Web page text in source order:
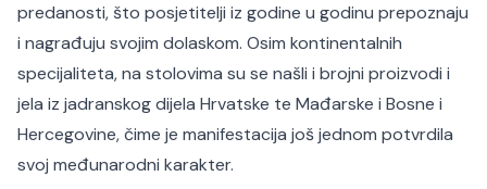
predanosti, što posjetitelji iz godine u godinu prepoznaju
i nagrađuju svojim dolaskom. Osim kontinentalnih
specijaliteta, na stolovima su se našli i brojni proizvodi i
jela iz jadranskog dijela Hrvatske te Mađarske i Bosne i
Hercegovine, čime je manifestacija još jednom potvrdila
svoj međunarodni karakter.